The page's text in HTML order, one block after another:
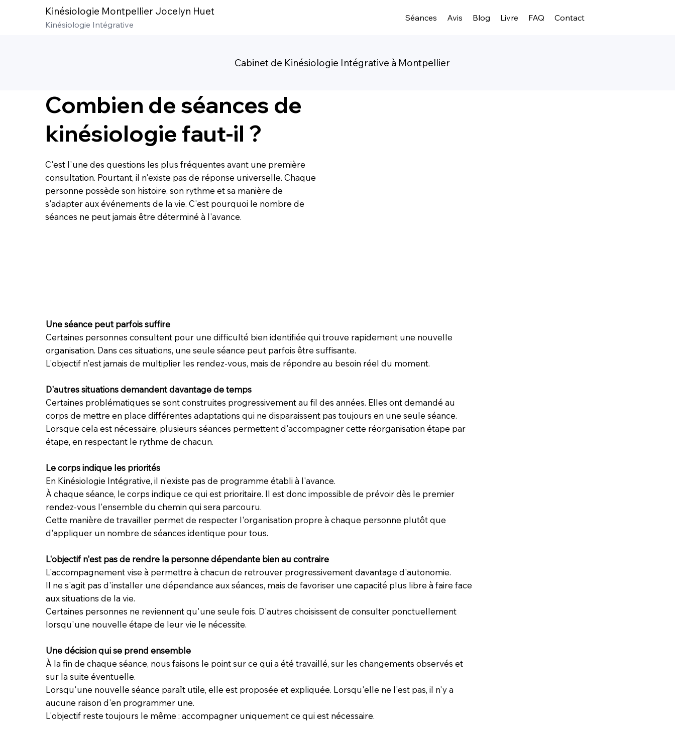
Kinésiologie Montpellier Jocelyn Huet
Kinésiologie Intégrative
Séances Avis Blog Livre FAQ Contact
Cabinet de Kinésiologie Intégrative à Montpellier
Combien de séances de
kinésiologie faut-il ?
C'est l'une des questions les plus fréquentes avant une première
consultation. Pourtant, il n'existe pas de réponse universelle. Chaque
personne possède son histoire, son rythme et sa manière de
s'adapter aux événements de la vie. C'est pourquoi le nombre de
séances ne peut jamais être déterminé à l'avance.
Une séance peut parfois suffire
Certaines personnes consultent pour une difficulté bien identifiée qui trouve rapidement une nouvelle
organisation. Dans ces situations, une seule séance peut parfois être suffisante.
L'objectif n'est jamais de multiplier les rendez-vous, mais de répondre au besoin réel du moment.
D'autres situations demandent davantage de temps
Certaines problématiques se sont construites progressivement au fil des années. Elles ont demandé au
corps de mettre en place différentes adaptations qui ne disparaissent pas toujours en une seule séance.
Lorsque cela est nécessaire, plusieurs séances permettent d'accompagner cette réorganisation étape par
étape, en respectant le rythme de chacun.
Le corps indique les priorités
En Kinésiologie Intégrative, il n'existe pas de programme établi à l'avance.
À chaque séance, le corps indique ce qui est prioritaire. Il est donc impossible de prévoir dès le premier
rendez-vous l'ensemble du chemin qui sera parcouru.
Cette manière de travailler permet de respecter l'organisation propre à chaque personne plutôt que
d'appliquer un nombre de séances identique pour tous.
L'objectif n'est pas de rendre la personne dépendante bien au contraire
L'accompagnement vise à permettre à chacun de retrouver progressivement davantage d'autonomie.
Il ne s'agit pas d'installer une dépendance aux séances, mais de favoriser une capacité plus libre à faire face
aux situations de la vie.
Certaines personnes ne reviennent qu'une seule fois. D'autres choisissent de consulter ponctuellement
lorsqu'une nouvelle étape de leur vie le nécessite.
Une décision qui se prend ensemble
À la fin de chaque séance, nous faisons le point sur ce qui a été travaillé, sur les changements observés et
sur la suite éventuelle.
Lorsqu'une nouvelle séance paraît utile, elle est proposée et expliquée. Lorsqu'elle ne l'est pas, il n'y a
aucune raison d'en programmer une.
L'objectif reste toujours le même : accompagner uniquement ce qui est nécessaire.